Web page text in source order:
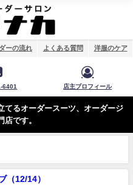
ーの流れ よくある質問 洋服のケア
6401 店主プロフィール
てるオーダースーツ、オーダージ
店です。
（12/14）